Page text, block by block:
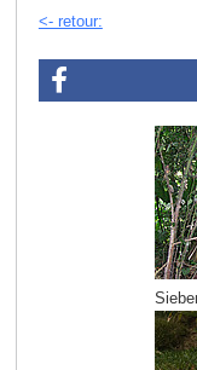
<- retour: